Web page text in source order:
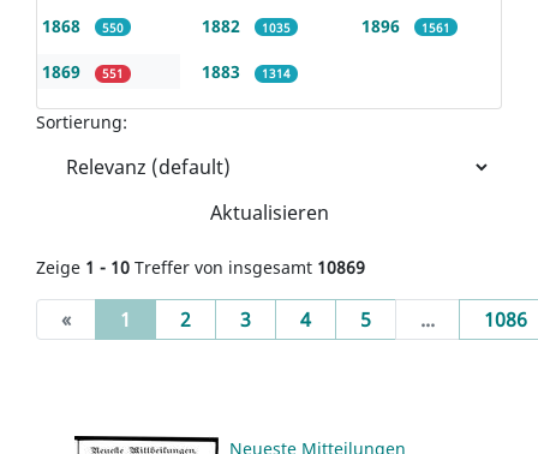
1868 550
1869 551
1882 1035
1883 1314
1896 1561
Sortierung:
Aktualisieren
Zeige 1 - 10 Treffer von insgesamt 10869
« 1 (current)
2 3 4 5 ... 1086
Neueste Mitteilungen